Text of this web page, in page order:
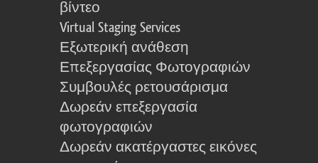
βίντεο
Virtual Staging Services
Εξωτερική ανάθεση
Επεξεργασίας Φωτογραφιών
Συμβουλές ρετουσάρισμα
Δωρεάν επεξεργασία
φωτογραφιών
Δωρεάν ακατέργαστες εικόνες